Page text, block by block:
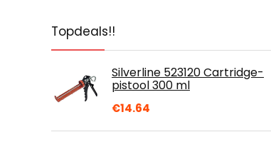
Topdeals!!
Silverline 523120 Cartridge-
pistool 300 ml
€14.64